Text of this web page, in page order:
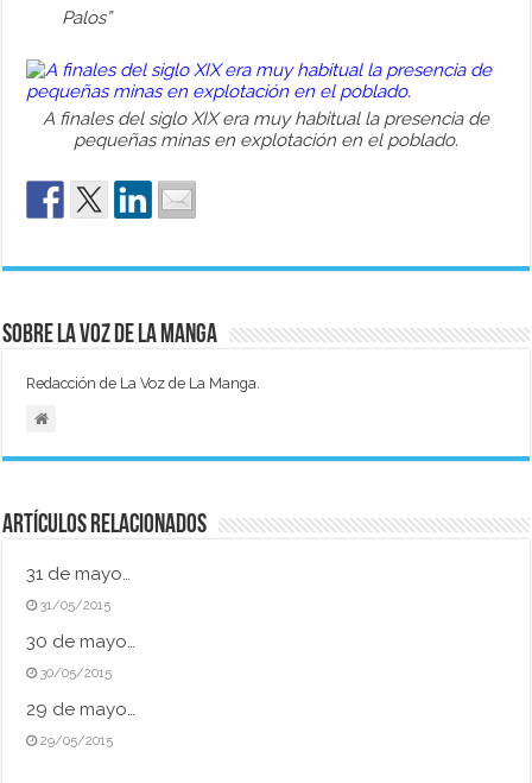
Palos”
A finales del siglo XIX era muy habitual la presencia de
pequeñas minas en explotación en el poblado.
Sobre La Voz de La Manga
Redacción de La Voz de La Manga.
Artículos relacionados
31 de mayo…
31/05/2015
30 de mayo…
30/05/2015
29 de mayo…
29/05/2015